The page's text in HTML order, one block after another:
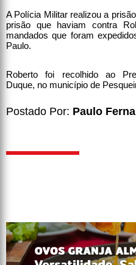
A Polícia Militar realizou a
prisão que haviam contra
mandados que foram
Paulo.
Roberto foi recolhido ao
Duque, no município de
Postado Por: Paulo